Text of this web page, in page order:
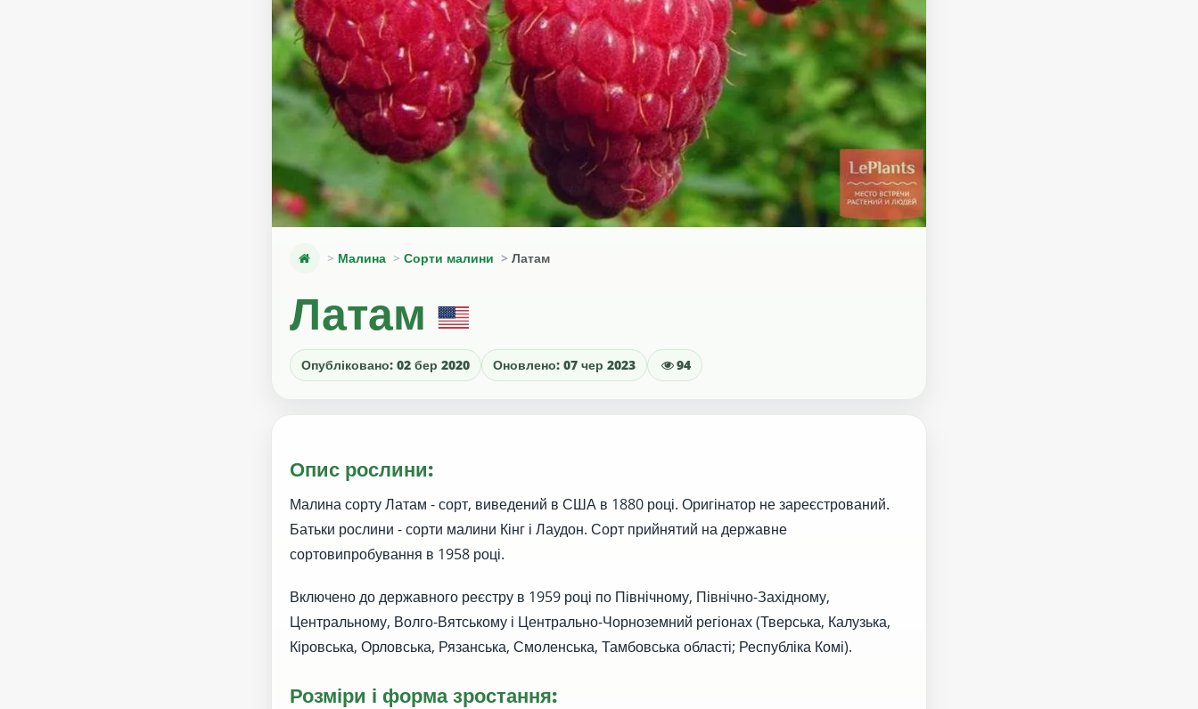
Малина Сорти малини Латам
Латам
Опубліковано: 02 бер 2020 Оновлено: 07 чер 2023 94
Опис рослини:
Малина сорту Латам - сорт, виведений в США в 1880 році. Оригінатор не зареєстрований.
Батьки рослини - сорти малини Кінг і Лаудон. Сорт прийнятий на державне
сортовипробування в 1958 році.
Включено до державного реєстру в 1959 році по Північному, Північно-Західному,
Центральному, Волго-Вятському і Центрально-Чорноземний регіонах (Тверська, Калузька,
Кіровська, Орловська, Рязанська, Смоленська, Тамбовська області; Республіка Комі).
Розміри і форма зростання: